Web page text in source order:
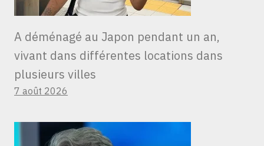
A déménagé au Japon pendant un an,
vivant dans différentes locations dans
plusieurs villes
7 août 2026